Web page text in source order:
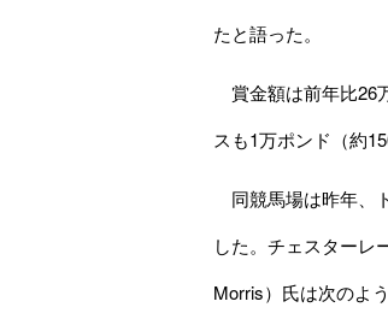
たと語った。
賞金額は前年比26
スも1万ポンド（約
同競馬場は昨年、
した。チェスターレ
Morris）氏は次のよ